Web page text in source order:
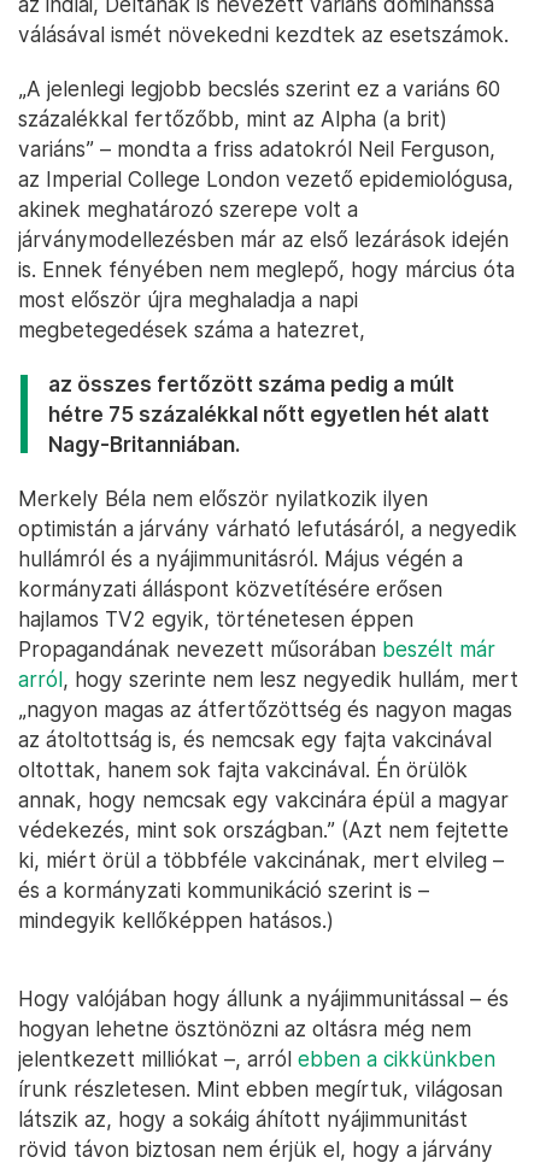
válásával ismét növekedni kezdtek az esetszámok.
„A jelenlegi legjobb becslés szerint ez a variáns 60
százalékkal fertőzőbb, mint az Alpha (a brit)
variáns” – mondta a friss adatokról Neil Ferguson,
az Imperial College London vezető epidemiológusa,
akinek meghatározó szerepe volt a
járványmodellezésben már az első lezárások idején
is. Ennek fényében nem meglepő, hogy március óta
most először újra meghaladja a napi
megbetegedések száma a hatezret,
az összes fertőzött száma pedig a múlt
hétre 75 százalékkal nőtt egyetlen hét alatt
Nagy-Britanniában.
Merkely Béla nem először nyilatkozik ilyen
optimistán a járvány várható lefutásáról, a negyedik
hullámról és a nyájimmunitásról. Május végén a
kormányzati álláspont közvetítésére erősen
hajlamos TV2 egyik, történetesen éppen
Propagandának nevezett műsorában beszélt már
arról, hogy szerinte nem lesz negyedik hullám, mert
„nagyon magas az átfertőzöttség és nagyon magas
az átoltottság is, és nemcsak egy fajta vakcinával
oltottak, hanem sok fajta vakcinával. Én örülök
annak, hogy nemcsak egy vakcinára épül a magyar
védekezés, mint sok országban.” (Azt nem fejtette
ki, miért örül a többféle vakcinának, mert elvileg –
és a kormányzati kommunikáció szerint is –
mindegyik kellőképpen hatásos.)
Hogy valójában hogy állunk a nyájimmunitással – és
hogyan lehetne ösztönözni az oltásra még nem
jelentkezett milliókat –, arról ebben a cikkünkben
írunk részletesen. Mint ebben megírtuk, világosan
látszik az, hogy a sokáig áhított nyájimmunitást
rövid távon biztosan nem érjük el, hogy a járvány